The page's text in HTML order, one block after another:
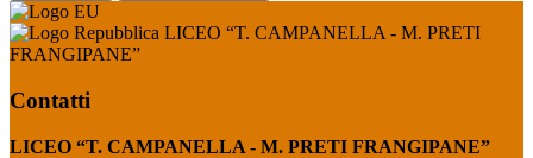
LICEO “T. CAMPANELLA - M. PRETI
FRANGIPANE”
Contatti
LICEO “T. CAMPANELLA - M. PRETI FRANGIPANE”